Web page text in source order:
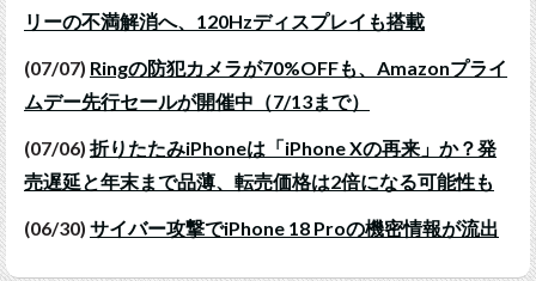
リーの不満解消へ、120Hzディスプレイも搭載
(07/07) Ringの防犯カメラが70%OFFも、Amazonプライ
ムデー先行セールが開催中（7/13まで）
(07/06) 折りたたみiPhoneは「iPhone Xの再来」か？発
売遅延と年末まで品薄、転売価格は2倍になる可能性も
(06/30) サイバー攻撃でiPhone 18 Proの機密情報が流出